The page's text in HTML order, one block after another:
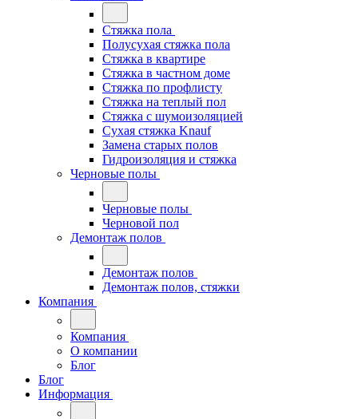
Стяжка пола
Полусухая стяжка пола
Стяжка в квартире
Стяжка в частном доме
Стяжка по профлисту
Стяжка на теплый пол
Стяжка с шумоизоляцией
Сухая стяжка Knauf
Замена старых полов
Гидроизоляция и стяжка
Черновые полы
Черновые полы
Черновой пол
Демонтаж полов
Демонтаж полов
Демонтаж полов, стяжки
Компания
Компания
О компании
Блог
Блог
Информация